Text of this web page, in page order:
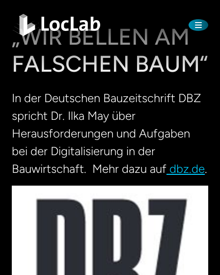
„WIR BELLEN AM
FALSCHEN BAUM“
In der Deutschen Bauzeitschrift DBZ
spricht Dr. Ilka May über
Herausforderungen und Aufgaben
bei der Digitalisierung in der
Bauwirtschaft. Mehr dazu auf dbz.de.